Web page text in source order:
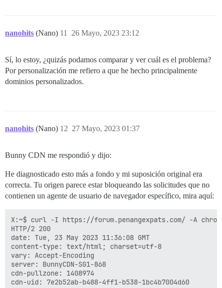
nanohits (Nano) 26 Mayo, 2023 23:12
11
Sí, lo estoy, ¿quizás podamos comparar y ver cuál es el problema?
Por personalización me refiero a que he hecho principalmente
dominios personalizados.
nanohits (Nano) 27 Mayo, 2023 01:37
12
Bunny CDN me respondió y dijo:
He diagnosticado esto más a fondo y mi suposición original era
correcta. Tu origen parece estar bloqueando las solicitudes que no
contienen un agente de usuario de navegador específico, mira aquí:
X:~$ curl -I https://forum.penangexpats.com/ -A
HTTP/2 200
date: Tue, 23 May 2023 11:36:08 GMT
content-type: text/html; charset=utf-8
vary: Accept-Encoding
server: BunnyCDN-SG1-868
cdn-pullzone: 1408974
cdn-uid: 7e2b52ab-b488-4ff1-b538-1bc4b7004d60